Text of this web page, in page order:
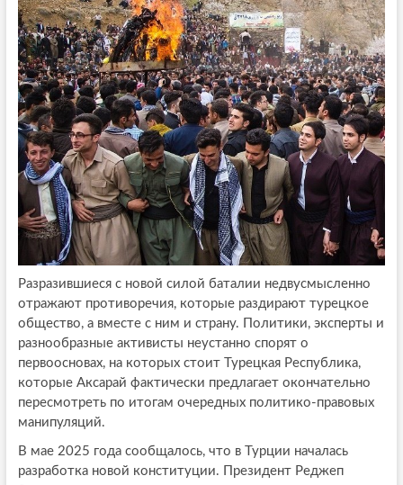
Разразившиеся с новой силой баталии недвусмысленно
отражают противоречия, которые раздирают турецкое
общество, а вместе с ним и страну. Политики, эксперты и
разнообразные активисты неустанно спорят о
первоосновах, на которых стоит Турецкая Республика,
которые Аксарай фактически предлагает окончательно
пересмотреть по итогам очередных политико-правовых
манипуляций.
В мае 2025 года сообщалось, что в Турции началась
разработка новой конституции. Президент Реджеп